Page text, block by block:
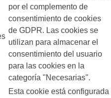
por el complemento de
consentimiento de cookies
de GDPR. Las cookies se
utilizan para almacenar el
consentimiento del usuario
para las cookies en la
categoría "Necesarias".
Esta cookie está configurada